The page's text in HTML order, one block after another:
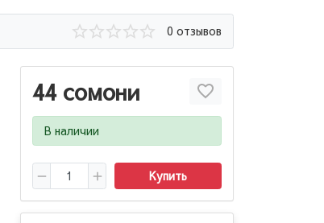
0 отзывов
44 сомони
В наличии
Купить